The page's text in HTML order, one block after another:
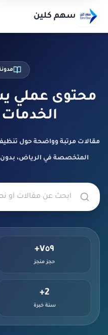
سهم كلين
محتوى عملي
مقالات مرتبة وواضحة حول
المتخصصة في الرياض،
٧٥٩+
حجز منجز
2+
سنة خبرة